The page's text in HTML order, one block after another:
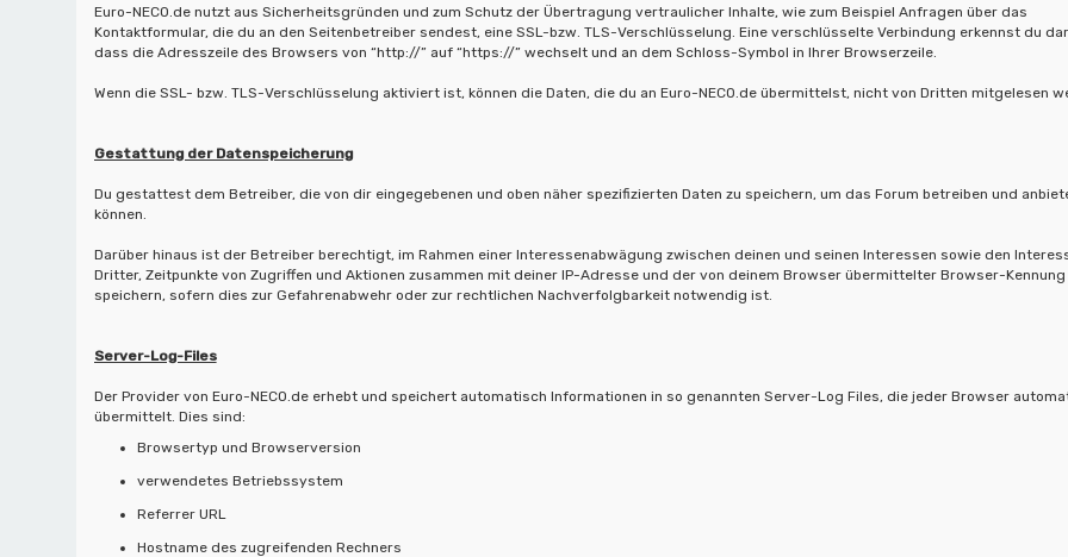
Euro-NECO.de nutzt aus Sicherheitsgründen und zum Schutz der Übertragung vertraulicher Inhalte, wie zum Beispiel Anfragen über das
Kontaktformular, die du an den Seitenbetreiber sendest, eine SSL-bzw. TLS-Verschlüsselung. Eine verschlüsselte Verbindung erkennst du
dass die Adresszeile des Browsers von “http://” auf “https://” wechselt und an dem Schloss-Symbol in Ihrer Browserzeile.
Wenn die SSL- bzw. TLS-Verschlüsselung aktiviert ist, können die Daten, die du an Euro-NECO.de übermittelst, nicht von Dritten mitgelesen
Gestattung der Datenspeicherung
Du gestattest dem Betreiber, die von dir eingegebenen und oben näher spezifizierten Daten zu speichern, um das Forum betreiben und
können.
Darüber hinaus ist der Betreiber berechtigt, im Rahmen einer Interessenabwägung zwischen deinen und seinen Interessen sowie den
Dritter, Zeitpunkte von Zugriffen und Aktionen zusammen mit deiner IP-Adresse und der von deinem Browser übermittelter Browser-Kennung
speichern, sofern dies zur Gefahrenabwehr oder zur rechtlichen Nachverfolgbarkeit notwendig ist.
Server-Log-Files
Der Provider von Euro-NECO.de erhebt und speichert automatisch Informationen in so genannten Server-Log Files, die jeder Browser
übermittelt. Dies sind:
Browsertyp und Browserversion
verwendetes Betriebssystem
Referrer URL
Hostname des zugreifenden Rechners